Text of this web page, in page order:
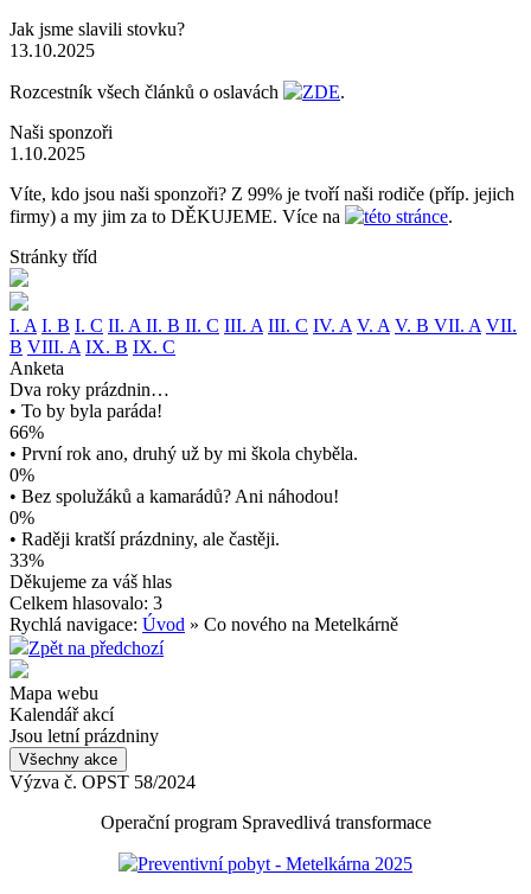
Jak jsme slavili stovku?
13.10.2025
Rozcestník všech článků o oslavách ZDE.
Naši sponzoři
1.10.2025
Víte, kdo jsou naši sponzoři? Z 99% je tvoří naši rodiče (příp. jejich
firmy) a my jim za to DĚKUJEME. Více na
této stránce.
Stránky tříd
I. A I. B I. C II. A II. B II. C III. A III. C IV. A V. A V. B VII. A VII.
B VIII. A IX. B IX. C
Anketa
Dva roky prázdnin…
• To by byla paráda!
66%
• První rok ano, druhý už by mi škola chyběla.
0%
• Bez spolužáků a kamarádů? Ani náhodou!
0%
• Raději kratší prázdniny, ale častěji.
33%
Děkujeme za váš hlas
Celkem hlasovalo: 3
Rychlá navigace: Úvod » Co nového na Metelkárně
Zpět na předchozí
Mapa webu
Kalendář akcí
Jsou letní prázdniny
Všechny akce
Výzva č. OPST 58/2024
Operační program Spravedlivá transformace
Preventivní pobyt - Metelkárna 2025